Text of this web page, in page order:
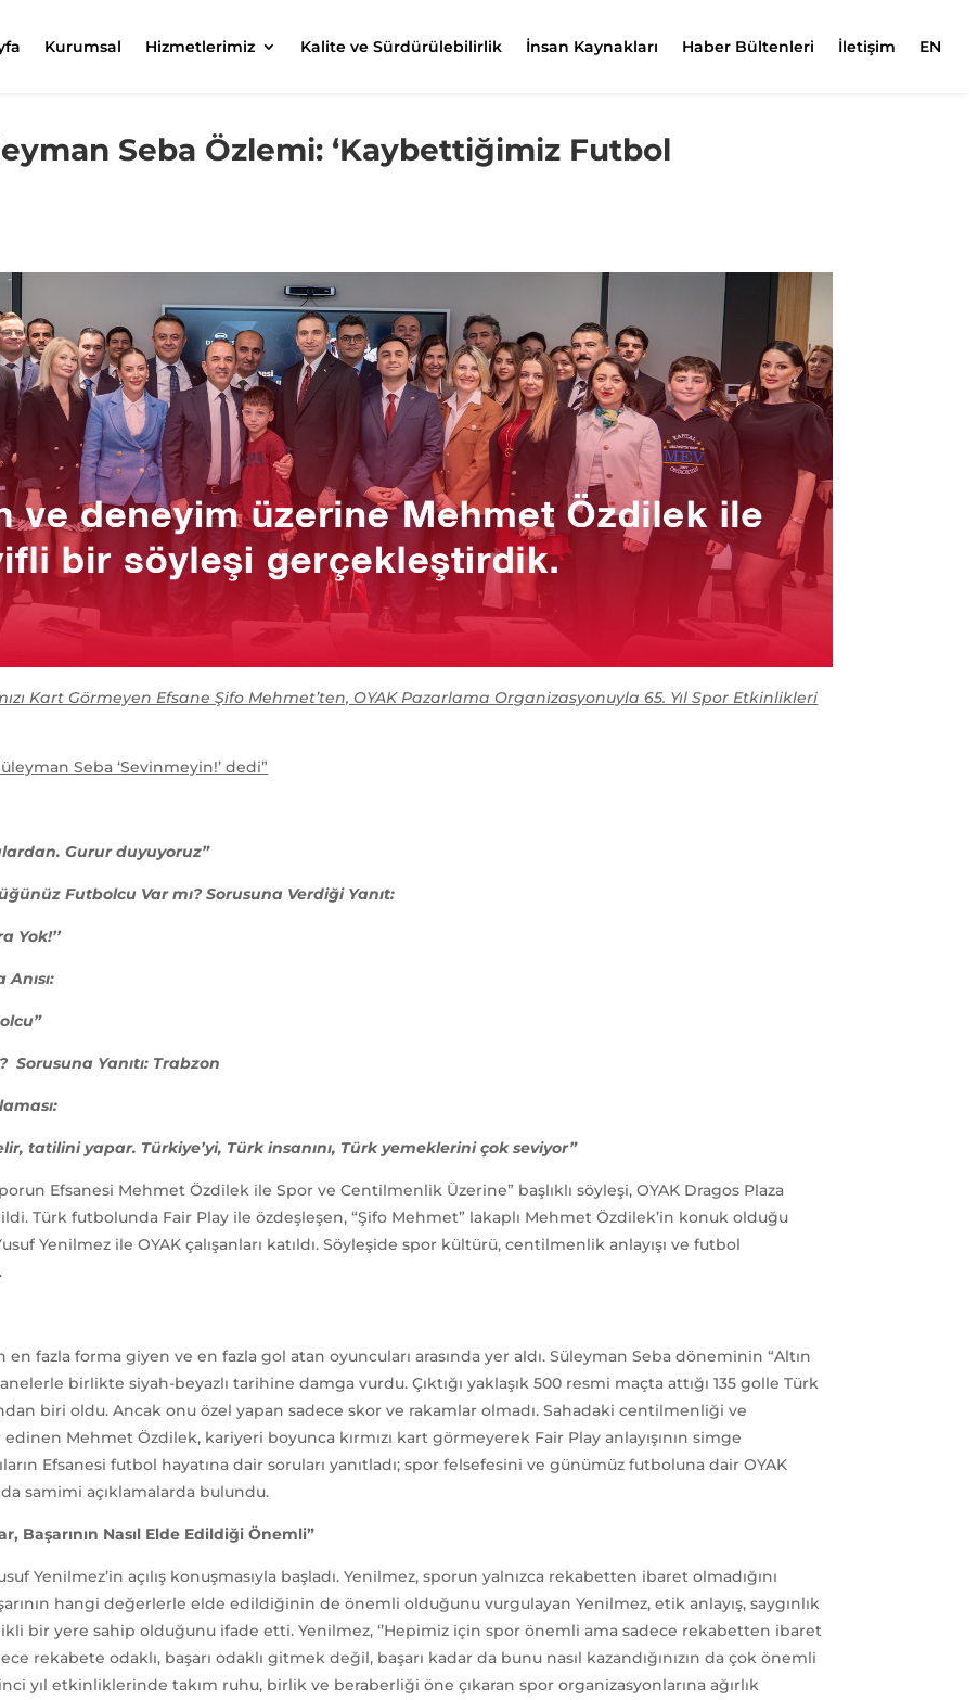
Kurumsal Hizmetlerimiz Kalite ve Sürdürülebilirlik İnsan Kaynakları Haber Bültenleri İletişim EN
Seba Özlemi: ‘Kaybettiğimiz Futbol
Kart Görmeyen Efsane Şifo Mehmet’ten, OYAK Pazarlama Organizasyonuyla 65. Yıl Spor Etkinlikleri
Seba ‘Sevinmeyin!’ dedi”
Gurur duyuyoruz”
Futbolcu Var mı? Sorusuna Verdiği Yanıt:
Yok!’’
Sorusuna Yanıtı: Trabzon
tatilini yapar. Türkiye’yi, Türk insanını, Türk yemeklerini çok seviyor”
Efsanesi Mehmet Özdilek ile Spor ve Centilmenlik Üzerine” başlıklı söyleşi, OYAK Dragos Plaza
Türk futbolunda Fair Play ile özdeşleşen, “Şifo Mehmet” lakaplı Mehmet Özdilek’in konuk olduğu
Yenilmez ile OYAK çalışanları katıldı. Söyleşide spor kültürü, centilmenlik anlayışı ve futbol
en fazla forma giyen ve en fazla gol atan oyuncuları arasında yer aldı. Süleyman Seba döneminin “Altın
birlikte siyah-beyazlı tarihine damga vurdu. Çıktığı yaklaşık 500 resmi maçta attığı 135 golle Türk
biri oldu. Ancak onu özel yapan sadece skor ve rakamlar olmadı. Sahadaki centilmenliği ve
Mehmet Özdilek, kariyeri boyunca kırmızı kart görmeyerek Fair Play anlayışının simge
Efsanesi futbol hayatına dair soruları yanıtladı; spor felsefesini ve günümüz futboluna dair OYAK
samimi açıklamalarda bulundu.
Başarının Nasıl Elde Edildiği Önemli”
Yenilmez’in açılış konuşmasıyla başladı. Yenilmez, sporun yalnızca rekabetten ibaret olmadığını
hangi değerlerle elde edildiğinin de önemli olduğunu vurgulayan Yenilmez, etik anlayış, saygınlık
bir yere sahip olduğunu ifade etti. Yenilmez, ‘’Hepimiz için spor önemli ama sadece rekabetten ibaret
rekabete odaklı, başarı odaklı gitmek değil, başarı kadar da bunu nasıl kazandığınızın da çok önemli
yıl etkinliklerinde takım ruhu, birlik ve beraberliği öne çıkaran spor organizasyonlarına ağırlık